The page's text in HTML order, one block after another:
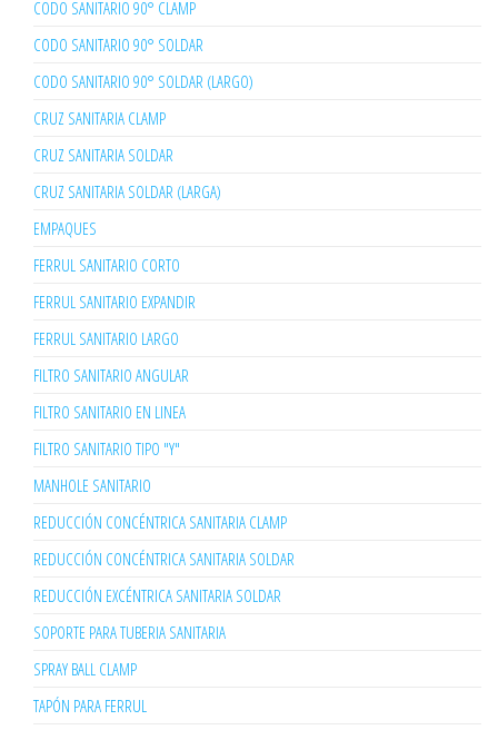
CODO SANITARIO 90° CLAMP
CODO SANITARIO 90° SOLDAR
CODO SANITARIO 90° SOLDAR (LARGO)
CRUZ SANITARIA CLAMP
CRUZ SANITARIA SOLDAR
CRUZ SANITARIA SOLDAR (LARGA)
EMPAQUES
FERRUL SANITARIO CORTO
FERRUL SANITARIO EXPANDIR
FERRUL SANITARIO LARGO
FILTRO SANITARIO ANGULAR
FILTRO SANITARIO EN LINEA
FILTRO SANITARIO TIPO "Y"
MANHOLE SANITARIO
REDUCCIÓN CONCÉNTRICA SANITARIA CLAMP
REDUCCIÓN CONCÉNTRICA SANITARIA SOLDAR
REDUCCIÓN EXCÉNTRICA SANITARIA SOLDAR
SOPORTE PARA TUBERIA SANITARIA
SPRAY BALL CLAMP
TAPÓN PARA FERRUL